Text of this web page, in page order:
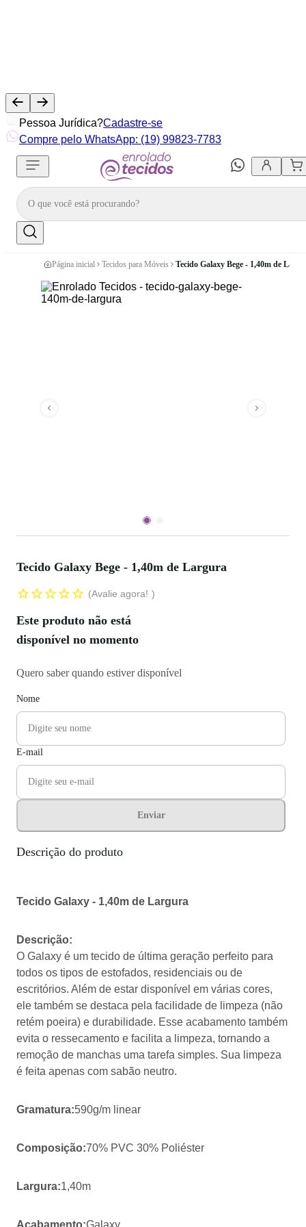
Pessoa Jurídica?Cadastre-se
Compre pelo WhatsApp: (19) 99823-7783
Página inicial Tecidos para Móveis Tecido Galaxy Bege - 1,40m de
Tecido Galaxy Bege - 1,40m de Largura
Avalie agora!
Este produto não está
disponível no momento
Quero saber quando estiver disponível
Nome
E-mail
Enviar
Descrição do produto
Tecido Galaxy - 1,40m de Largura
Descrição:
O Galaxy é um tecido de última geração perfeito para
todos os tipos de estofados, residenciais ou de
escritórios. Além de estar disponível em várias cores,
ele também se destaca pela facilidade de limpeza (não
retém poeira) e durabilidade. Esse acabamento também
evita o ressecamento e facilita a limpeza, tornando a
remoção de manchas uma tarefa simples. Sua limpeza
é feita apenas com sabão neutro.
Gramatura:590g/m linear
Composição:70% PVC 30% Poliéster
Largura:1,40m
Acabamento:Galaxy